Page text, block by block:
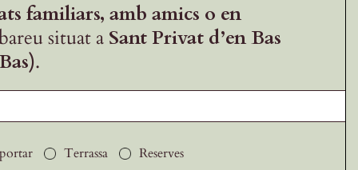
familiars, amb amics o en
situat a Sant Privat d’en Bas
.
Terrassa Reserves